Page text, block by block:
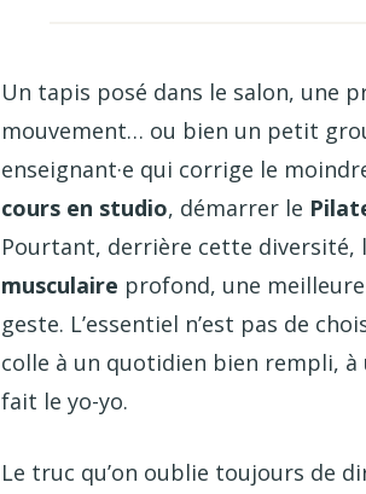
Un tapis posé dans le salon, une
mouvement… ou bien un petit
enseignant·e qui corrige le
cours en studio, démarrer le
Pourtant, derrière cette diversité,
musculaire profond, une meilleure
geste. L’essentiel n’est pas de
colle à un quotidien bien rempli,
fait le yo-yo.
Le truc qu’on oublie toujours de